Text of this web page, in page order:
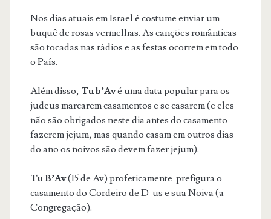
Nos dias atuais em Israel é costume enviar um
buquê de rosas vermelhas. As canções românticas
são tocadas nas rádios e as festas ocorrem em todo
o País.
Além disso, Tu b’Avé uma data popular para os
judeus marcarem casamentos e se casarem (e eles
não são obrigados neste dia antes do casamento
fazerem jejum, mas quando casam em outros dias
do ano os noivos são devem fazer jejum).
Tu B’Av(15 de Av) profeticamente prefigura o
casamento do Cordeiro de D-us e sua Noiva (a
Congregação).